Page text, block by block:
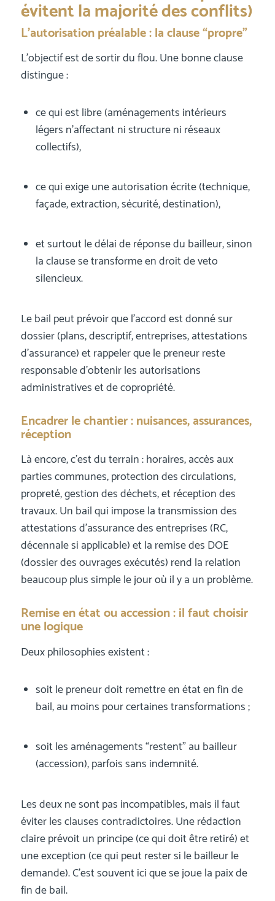
évitent la majorité des conflits)
L’autorisation préalable : la clause “propre”
L’objectif est de sortir du flou. Une bonne clause
distingue :
ce qui est libre (aménagements intérieurs
légers n’affectant ni structure ni réseaux
collectifs),
ce qui exige une autorisation écrite (technique,
façade, extraction, sécurité, destination),
et surtout le délai de réponse du bailleur, sinon
la clause se transforme en droit de veto
silencieux.
Le bail peut prévoir que l’accord est donné sur
dossier (plans, descriptif, entreprises, attestations
d’assurance) et rappeler que le preneur reste
responsable d’obtenir les autorisations
administratives et de copropriété.
Encadrer le chantier : nuisances, assurances,
réception
Là encore, c’est du terrain : horaires, accès aux
parties communes, protection des circulations,
propreté, gestion des déchets, et réception des
travaux. Un bail qui impose la transmission des
attestations d’assurance des entreprises (RC,
décennale si applicable) et la remise des DOE
(dossier des ouvrages exécutés) rend la relation
beaucoup plus simple le jour où il y a un problème.
Remise en état ou accession : il faut choisir
une logique
Deux philosophies existent :
soit le preneur doit remettre en état en fin de
bail, au moins pour certaines transformations ;
soit les aménagements “restent” au bailleur
(accession), parfois sans indemnité.
Les deux ne sont pas incompatibles, mais il faut
éviter les clauses contradictoires. Une rédaction
claire prévoit un principe (ce qui doit être retiré) et
une exception (ce qui peut rester si le bailleur le
demande). C’est souvent ici que se joue la paix de
fin de bail.